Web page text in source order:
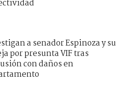
a senador Espinoza y su
por presunta VIF tras
con daños en